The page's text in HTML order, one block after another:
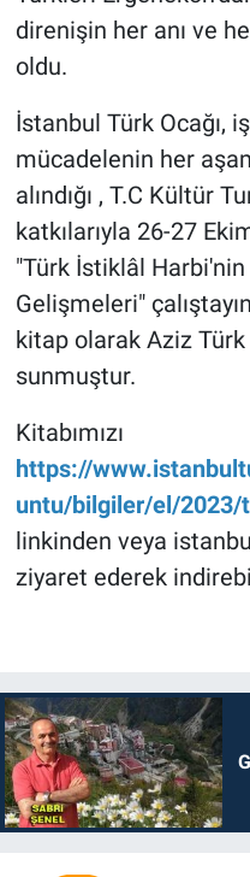
direnişin her anı ve
oldu.
İstanbul Türk Ocağı,
mücadelenin her
alındığı , T.C Kültür
katkılarıyla 26-27
"Türk İstiklâl Harbi'nin
Gelişmeleri"
kitap olarak Aziz
sunmuştur.
Kitabımızı
https://
untu/bilgiler/el/
linkinden veya
ziyaret ederek